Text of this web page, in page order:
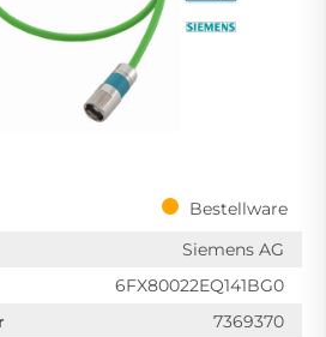
Bestellware
Siemens AG
6FX80022EQ141BG0
7369370